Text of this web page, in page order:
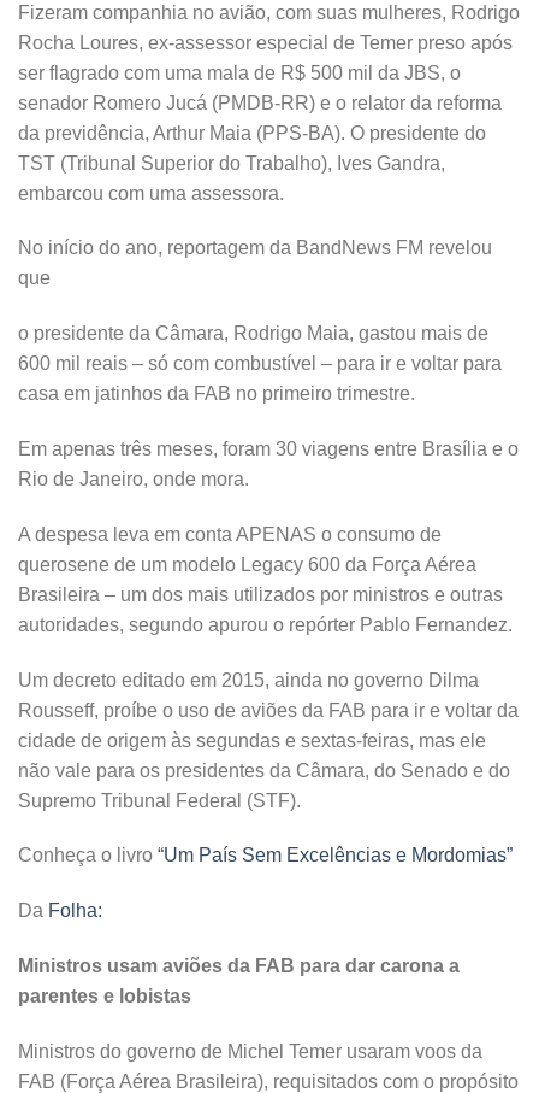
Fizeram companhia no avião, com suas mulheres, Rodrigo
Rocha Loures, ex-assessor especial de Temer preso após
ser flagrado com uma mala de R$ 500 mil da JBS, o
senador Romero Jucá (PMDB-RR) e o relator da reforma
da previdência, Arthur Maia (PPS-BA). O presidente do
TST (Tribunal Superior do Trabalho), Ives Gandra,
embarcou com uma assessora.
No início do ano, reportagem da BandNews FM revelou
que
o presidente da Câmara, Rodrigo Maia, gastou mais de
600 mil reais – só com combustível – para ir e voltar para
casa em jatinhos da FAB no primeiro trimestre.
Em apenas três meses, foram 30 viagens entre Brasília e o
Rio de Janeiro, onde mora.
A despesa leva em conta APENAS o consumo de
querosene de um modelo Legacy 600 da Força Aérea
Brasileira – um dos mais utilizados por ministros e outras
autoridades, segundo apurou o repórter Pablo Fernandez.
Um decreto editado em 2015, ainda no governo Dilma
Rousseff, proíbe o uso de aviões da FAB para ir e voltar da
cidade de origem às segundas e sextas-feiras, mas ele
não vale para os presidentes da Câmara, do Senado e do
Supremo Tribunal Federal (STF).
Conheça o livro “Um País Sem Excelências e Mordomias”
Da Folha:
Ministros usam aviões da FAB para dar carona a
parentes e lobistas
Ministros do governo de Michel Temer usaram voos da
FAB (Força Aérea Brasileira), requisitados com o propósito